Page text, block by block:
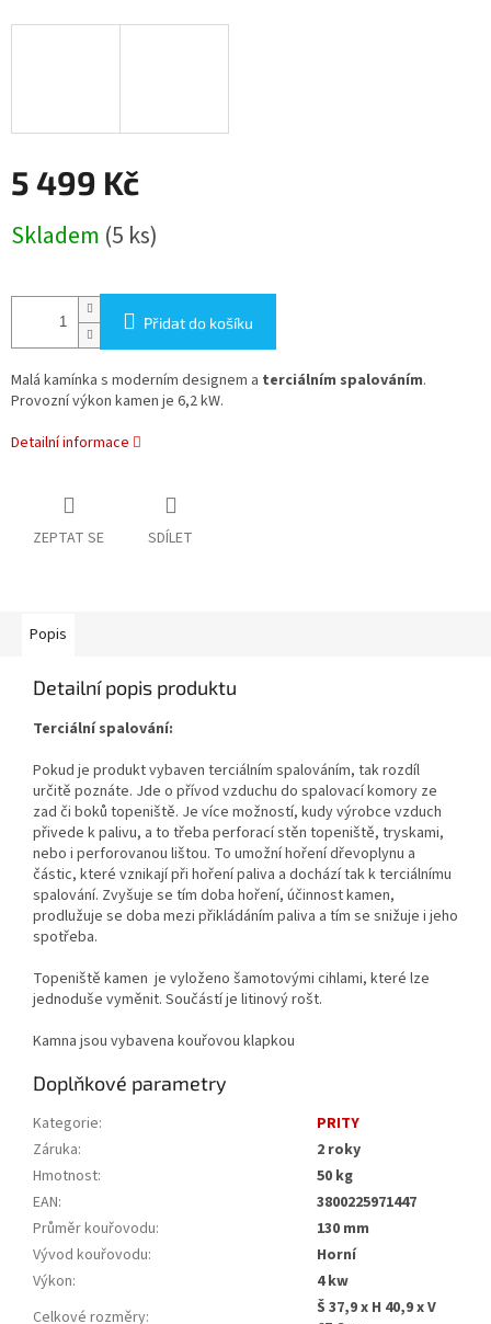
5 499 Kč
cena:
Skladem (5 ks)
Přidat do košíku
Malá kamínka s moderním designem a terciálním spalováním.
Provozní výkon kamen je 6,2 kW.
Detailní informace
ZEPTAT SE SDÍLET
Popis
Detailní popis produktu
Terciální spalování:
Pokud je produkt vybaven terciálním spalováním, tak rozdíl
určitě poznáte. Jde o přívod vzduchu do spalovací komory ze
zad či boků topeniště. Je více možností, kudy výrobce vzduch
přivede k palivu, a to třeba perforací stěn topeniště, tryskami,
nebo i perforovanou lištou. To umožní hoření dřevoplynu a
částic, které vznikají při hoření paliva a dochází tak k terciálnímu
spalování. Zvyšuje se tím doba hoření, účinnost kamen,
prodlužuje se doba mezi přikládáním paliva a tím se snižuje i jeho
spotřeba.
Topeniště kamen je vyloženo šamotovými cihlami, které lze
jednoduše vyměnit. Součástí je litinový rošt.
Kamna jsou vybavena kouřovou klapkou
Doplňkové parametry
Kategorie:
PRITY
Záruka:
2 roky
Hmotnost:
50 kg
EAN:
3800225971447
Průměr kouřovodu:
130 mm
Vývod kouřovodu:
Horní
Výkon:
4 kw
Celkové rozměry:
Š 37,9 x H 40,9 x V